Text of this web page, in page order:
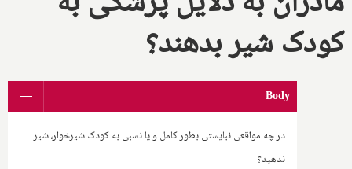
کودک شیر بدهند؟
Body
در چه مواقعی نبایستی بطور کامل و یا نسبی به کودک شیرخوار، شیر
ندهید؟